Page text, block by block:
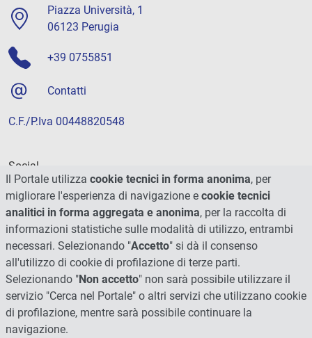
Piazza Università, 1
06123 Perugia
+39 0755851
Contatti
C.F./P.Iva 00448820548
Social
Il Portale utilizza cookie tecnici in forma anonima, per
migliorare l'esperienza di navigazione e cookie tecnici
analitici in forma aggregata e anonima, per la raccolta di
informazioni statistiche sulle modalità di utilizzo, entrambi
necessari. Selezionando "Accetto" si dà il consenso
all'utilizzo di cookie di profilazione di terze parti.
Selezionando "Non accetto" non sarà possibile utilizzare il
servizio "Cerca nel Portale" o altri servizi che utilizzano cookie
di profilazione, mentre sarà possibile continuare la
navigazione.